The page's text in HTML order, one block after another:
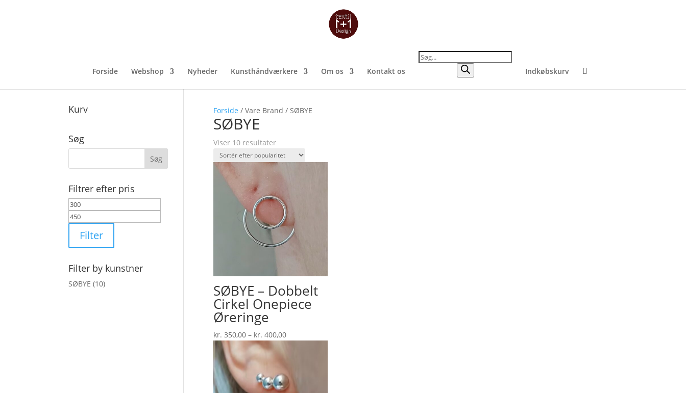
Forside Webshop Nyheder Kunsthåndværkere Om os Kontakt os
Products
search
Indkøbskurv
Forside / Vare Brand / SØBYE
SØBYE
Viser 10 resultaterSorteret
efter
popularitet
SØBYE – Dobbelt
Cirkel Onepiece
Øreringe
kr. 350,00 – kr. 400,00Prisinterval:
kr. 400,00
Kurv
Søg
Filtrer efter pris
Mindste
pris
Filter
Filter by kunstner
SØBYE (10)